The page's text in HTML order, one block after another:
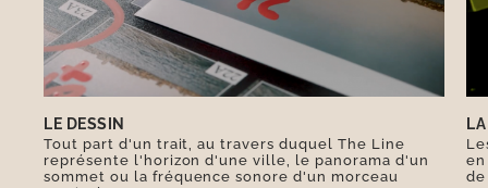
LE DESSIN
Tout part d'un trait, au travers duquel The Line
représente l'horizon d'une ville, le panorama d'un
sommet ou la fréquence sonore d'un morceau